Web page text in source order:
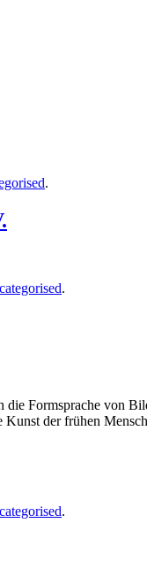
.
.
Formsprache von
der frühen
.